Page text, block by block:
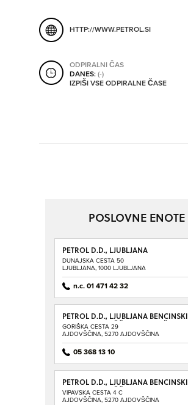
SO ODPRTA V
SO TRENUTNO ODPRTA
HTTP://WWW.PETROL.SI
ODPIRALNI ČAS
DANES:(-)
IZPIŠI VSE ODPIRALNE ČASE
POSLOVNE ENOTE
PETROL D.D., LJUBLJANA
DUNAJSKA CESTA 50
LJUBLJANA, 1000 LJUBLJANA
n.c. 01 471 42 32
PETROL D.D., LJUBLJANA BENCINSKI
SERVIS AJDOVŠČINA - GORIŠKA
GORIŠKA CESTA 29
AJDOVŠČINA, 5270 AJDOVŠČINA
05 368 13 10
PETROL D.D., LJUBLJANA BENCINSKI
SERVIS AJDOVŠČINA - VIPAVSKA
VIPAVSKA CESTA 4 C
AJDOVŠČINA, 5270 AJDOVŠČINA